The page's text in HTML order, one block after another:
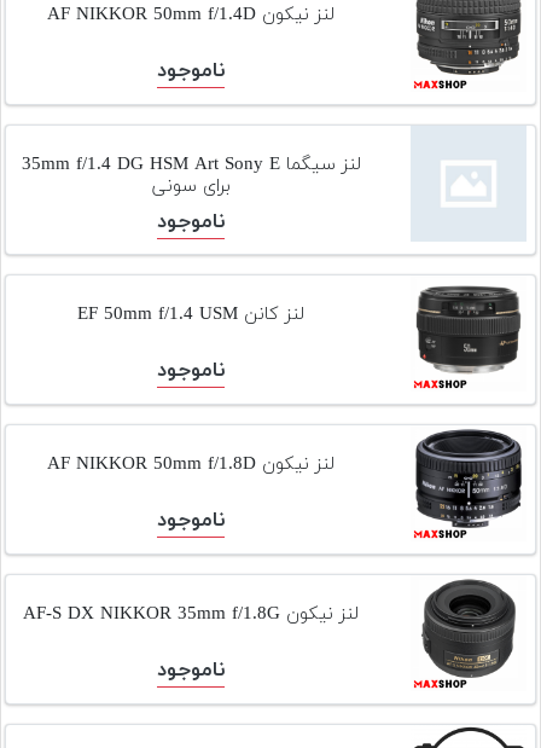
لنز نیکون AF NIKKOR 50mm f/1.4D
ناموجود
لنز سیگما 35mm f/1.4 DG HSM Art Sony E
برای سونی
ناموجود
لنز کانن EF 50mm f/1.4 USM
ناموجود
لنز نیکون AF NIKKOR 50mm f/1.8D
ناموجود
لنز نیکون AF-S DX NIKKOR 35mm f/1.8G
ناموجود